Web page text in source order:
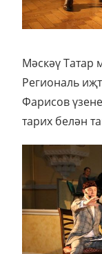
Мәскәү Татар
Региональ
Фарисов
тарих белән